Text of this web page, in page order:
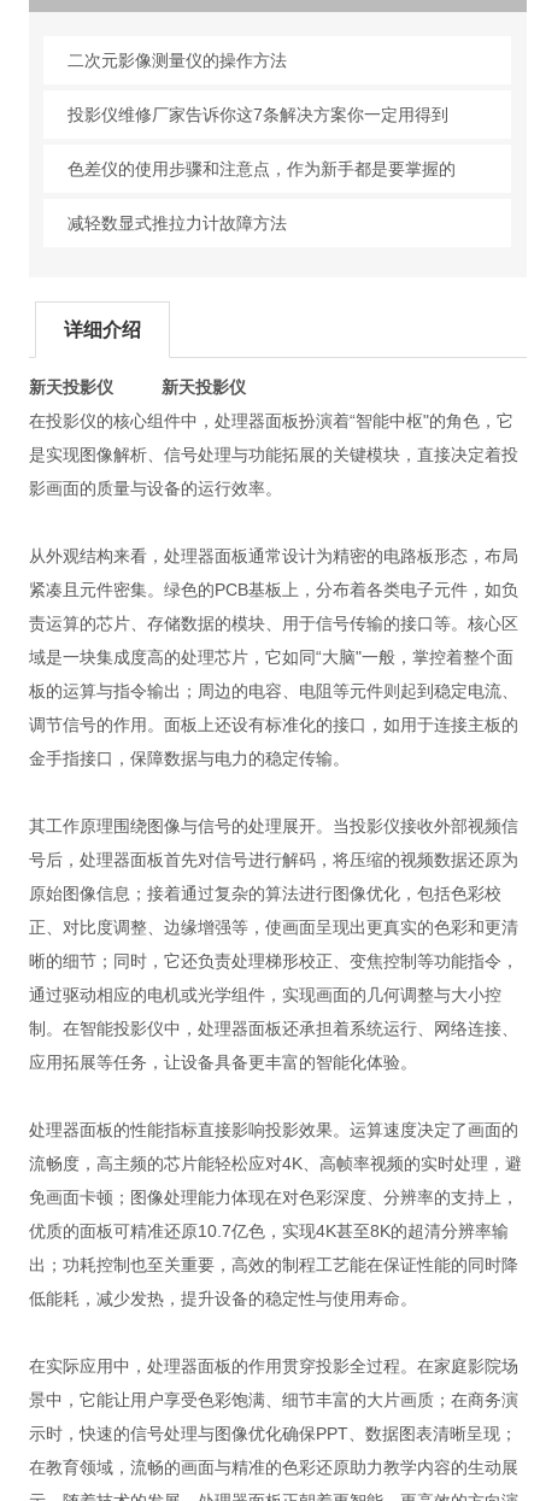
二次元影像测量仪的操作方法
投影仪维修厂家告诉你这7条解决方案你一定用得到
色差仪的使用步骤和注意点，作为新手都是要掌握的
减轻数显式推拉力计故障方法
详细介绍
新天投影仪
新天投影仪
在投影仪的核心组件中，处理器面板扮演着“智能中枢"的角色，它
是实现图像解析、信号处理与功能拓展的关键模块，直接决定着投
影画面的质量与设备的运行效率。
从外观结构来看，处理器面板通常设计为精密的电路板形态，布局
紧凑且元件密集。绿色的PCB基板上，分布着各类电子元件，如负
责运算的芯片、存储数据的模块、用于信号传输的接口等。核心区
域是一块集成度高的处理芯片，它如同“大脑"一般，掌控着整个面
板的运算与指令输出；周边的电容、电阻等元件则起到稳定电流、
调节信号的作用。面板上还设有标准化的接口，如用于连接主板的
金手指接口，保障数据与电力的稳定传输。
其工作原理围绕图像与信号的处理展开。当投影仪接收外部视频信
号后，处理器面板首先对信号进行解码，将压缩的视频数据还原为
原始图像信息；接着通过复杂的算法进行图像优化，包括色彩校
正、对比度调整、边缘增强等，使画面呈现出更真实的色彩和更清
晰的细节；同时，它还负责处理梯形校正、变焦控制等功能指令，
通过驱动相应的电机或光学组件，实现画面的几何调整与大小控
制。在智能投影仪中，处理器面板还承担着系统运行、网络连接、
应用拓展等任务，让设备具备更丰富的智能化体验。
处理器面板的性能指标直接影响投影效果。运算速度决定了画面的
流畅度，高主频的芯片能轻松应对4K、高帧率视频的实时处理，避
免画面卡顿；图像处理能力体现在对色彩深度、分辨率的支持上，
优质的面板可精准还原10.7亿色，实现4K甚至8K的超清分辨率输
出；功耗控制也至关重要，高效的制程工艺能在保证性能的同时降
低能耗，减少发热，提升设备的稳定性与使用寿命。
在实际应用中，处理器面板的作用贯穿投影全过程。在家庭影院场
景中，它能让用户享受色彩饱满、细节丰富的大片画质；在商务演
示时，快速的信号处理与图像优化确保PPT、数据图表清晰呈现；
在教育领域，流畅的画面与精准的色彩还原助力教学内容的生动展